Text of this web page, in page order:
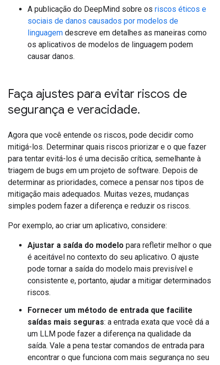
A publicação do DeepMind sobre os riscos éticos e
sociais de danos causados por modelos de
linguagem descreve em detalhes as maneiras como
os aplicativos de modelos de linguagem podem
causar danos.
Faça ajustes para evitar riscos de
segurança e veracidade.
Agora que você entende os riscos, pode decidir como
mitigá-los. Determinar quais riscos priorizar e o que fazer
para tentar evitá-los é uma decisão crítica, semelhante à
triagem de bugs em um projeto de software. Depois de
determinar as prioridades, comece a pensar nos tipos de
mitigação mais adequados. Muitas vezes, mudanças
simples podem fazer a diferença e reduzir os riscos.
Por exemplo, ao criar um aplicativo, considere:
Ajustar a saída do modelo para refletir melhor o que
é aceitável no contexto do seu aplicativo. O ajuste
pode tornar a saída do modelo mais previsível e
consistente e, portanto, ajudar a mitigar determinados
riscos.
Fornecer um método de entrada que facilite
saídas mais seguras: a entrada exata que você dá a
um LLM pode fazer a diferença na qualidade da
saída. Vale a pena testar comandos de entrada para
encontrar o que funciona com mais segurança no seu